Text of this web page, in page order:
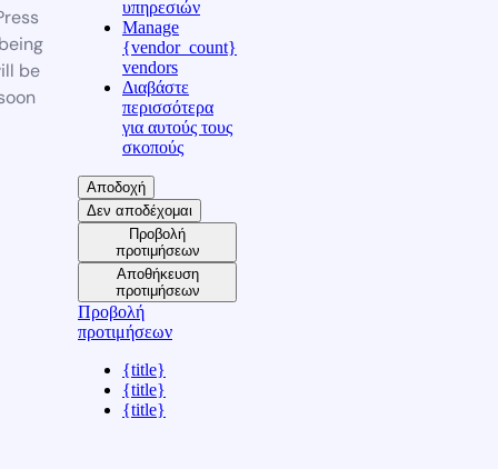
be
υπηρεσιών
Manage
{vendor_count}
vendors
Διαβάστε
περισσότερα
για αυτούς τους
σκοπούς
Αποδοχή
Δεν αποδέχομαι
Προβολή
προτιμήσεων
Αποθήκευση
προτιμήσεων
Προβολή
προτιμήσεων
{title}
{title}
{title}